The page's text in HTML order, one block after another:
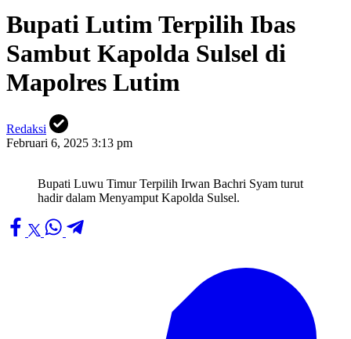
Bupati Lutim Terpilih Ibas
Sambut Kapolda Sulsel di
Mapolres Lutim
Redaksi
Februari 6, 2025 3:13 pm
Bupati Luwu Timur Terpilih Irwan Bachri Syam turut
hadir dalam Menyamput Kapolda Sulsel.